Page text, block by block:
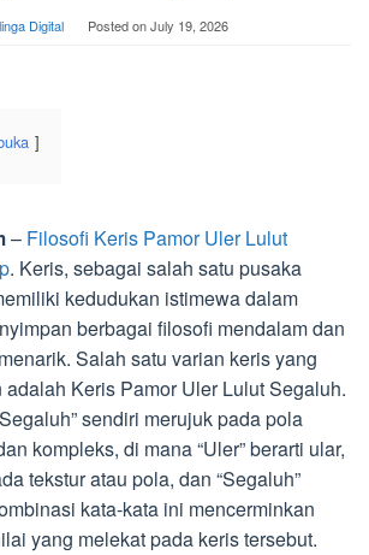
Digital Posted onJuly 19, 2026
– Filosofi Keris Pamor Uler Lulut
. Keris, sebagai salah satu pusaka
kedudukan istimewa dalam
berbagai filosofi mendalam dan
Salah satu varian keris yang
adalah Keris Pamor Uler Lulut Segaluh.
sendiri merujuk pada pola
kompleks, di mana “Uler” berarti ular,
tekstur atau pola, dan “Segaluh”
kata-kata ini mencerminkan
yang melekat pada keris tersebut.